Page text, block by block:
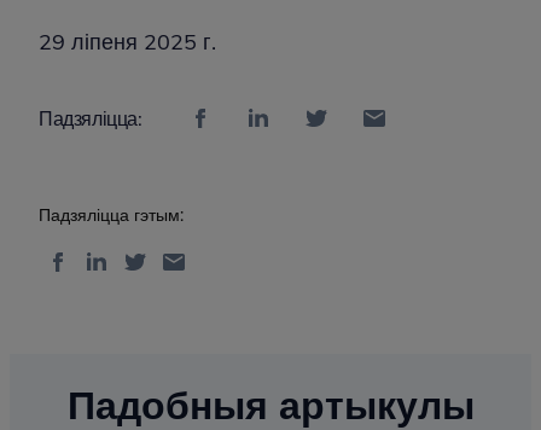
29 ліпеня 2025 г.
Падзяліцца:
Падзяліцца гэтым:
Падобныя артыкулы